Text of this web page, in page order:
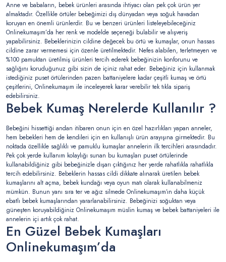
Anne ve babaların, bebek ürünleri arasında ihtiyacı olan pek çok ürün yer
almaktadır. Özellikle örtüler bebeğimizi dış dünyadan veya soğuk havadan
koruyan en önemli ürünlerdir. Bu ve benzeri ürünleri listeleyebileceğiniz
Onlinekumaşım’da her renk ve modelde seçeneği bulabilir ve alışveriş
yapabilirsiniz. Bebeklerinizin cildine değecek bu örtü ve kumaşlar, onun hassas
cildine zarar vermemesi için özenle üretilmektedir. Nefes alabilen, terletmeyen ve
%100 pamuktan üretilmiş ürünleri tercih ederek bebeğinizin konforunu ve
sağlığını koruduğunuz gibi sizin de içiniz rahat eder. Bebeğiniz için kullanmak
istediğiniz puset örtülerinden pazen battaniyelere kadar çeşitli kumaş ve örtü
çeşitlerini, Onlinekumaşım ile inceleyerek karar verebilir tek tıkla sipariş
edebilirsiniz.
Bebek Kumaş Nerelerde Kullanılır ?
Bebeğini hissettiği andan itibaren onun için en özel hazırlıkları yapan anneler,
hem bebekleri hem de kendileri için en kullanışlı ürün arayışına girmektedir. Bu
noktada özellikle sağlıklı ve pamuklu kumaşlar annelerin ilk tercihleri arasındadır.
Pek çok yerde kullanım kolaylığı sunan bu kumaşları puset örtülerinde
kullanabildiğiniz gibi bebeğinizle dışarı çıktığınız her yerde rahatlıkla rahatlıkla
tercih edebilirsiniz. Bebeklerin hassas cildi dikkate alınarak üretilen bebek
kumaşlarını alt açma, bebek kundağı veya oyun matı olarak kullanabilmeniz
mümkün. Bunun yanı sıra ter ve ağız silmede Onlinekumaşım’ın daha küçük
ebatlı bebek kumaşlarından yararlanabilirsiniz. Bebeğinizi soğuktan veya
güneşten koruyabildiğiniz Onlinekumaşım müslin kumaş ve bebek battaniyeleri ile
annelerin içi artık çok rahat.
En Güzel Bebek Kumaşları
Onlinekumaşım’da